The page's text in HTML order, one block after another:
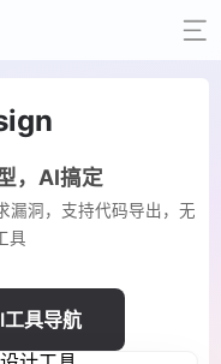
，AI搞定
漏洞，支持代码导出，无
具
具导航